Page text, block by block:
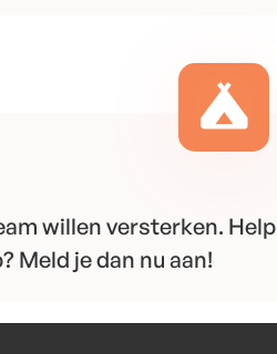
willen versterken. Help
Meld je dan nu aan!